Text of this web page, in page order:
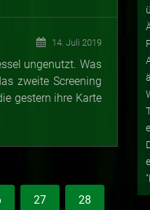
14. Juli 2019
ungenutzt. Was
zweite Screening
gestern ihre Karte
27 28